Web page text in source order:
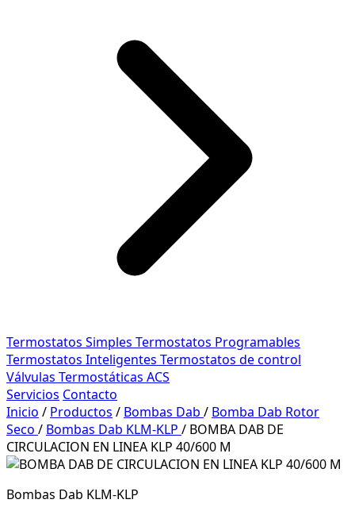
Termostatos Simples Termostatos Programables
Termostatos Inteligentes Termostatos de control
Válvulas Termostáticas ACS
Servicios Contacto
Inicio / Productos / Bombas Dab / Bomba Dab Rotor
Seco / Bombas Dab KLM-KLP / BOMBA DAB DE
CIRCULACION EN LINEA KLP 40/600 M
Bombas Dab KLM-KLP